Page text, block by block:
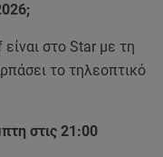
στο Star με τη
το τηλεοπτικό
στις 21:00